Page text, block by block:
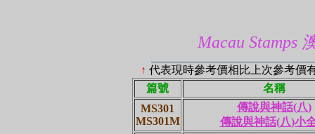
Macau Stamps
↑ 代表現時參考價相比上次參考
篇號
名稱
MS301
MS301M
傳說與神話(八)
傳說與神話(八)小